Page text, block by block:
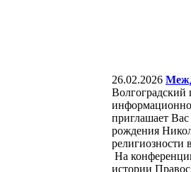
26.02.2026
Волгоградский
приглашает
рождения
религиозности
На
истории